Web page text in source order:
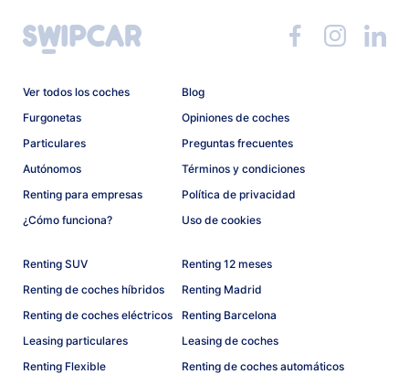
Ver todos los coches
Furgonetas
Particulares
Autónomos
Renting para empresas
¿Cómo funciona?
Blog
Opiniones de coches
Preguntas frecuentes
Términos y condiciones
Política de privacidad
Uso de cookies
Renting SUV
Renting de coches híbridos
Renting de coches eléctricos
Leasing particulares
Renting Flexible
Renting 12 meses
Renting Madrid
Renting Barcelona
Leasing de coches
Renting de coches automáticos